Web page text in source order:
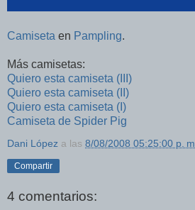
Camiseta en Pampling.
Más camisetas:
Quiero esta camiseta (III)
Quiero esta camiseta (II)
Quiero esta camiseta (I)
Camiseta de Spider Pig
Dani López a las 8/08/2008 05:25:00 p. m.
Compartir
4 comentarios: